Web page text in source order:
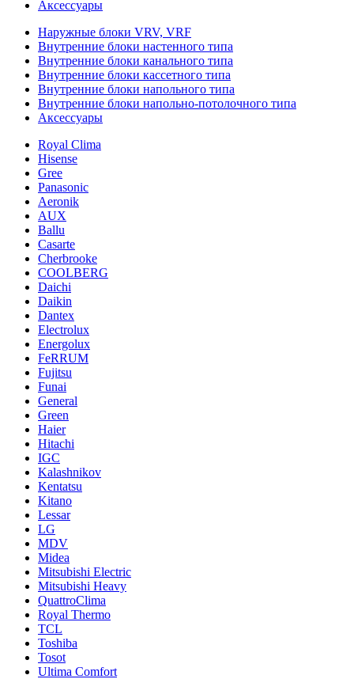
Аксессуары
Наружные блоки VRV, VRF
Внутренние блоки настенного типа
Внутренние блоки канального типа
Внутренние блоки кассетного типа
Внутренние блоки напольного типа
Внутренние блоки напольно-потолочного типа
Аксессуары
Royal Clima
Hisense
Gree
Panasonic
Aeronik
AUX
Ballu
Casarte
Cherbrooke
COOLBERG
Daichi
Daikin
Dantex
Electrolux
Energolux
FeRRUM
Fujitsu
Funai
General
Green
Haier
Hitachi
IGC
Kalashnikov
Kentatsu
Kitano
Lessar
LG
MDV
Midea
Mitsubishi Electric
Mitsubishi Heavy
QuattroClima
Royal Thermo
TCL
Toshiba
Tosot
Ultima Comfort